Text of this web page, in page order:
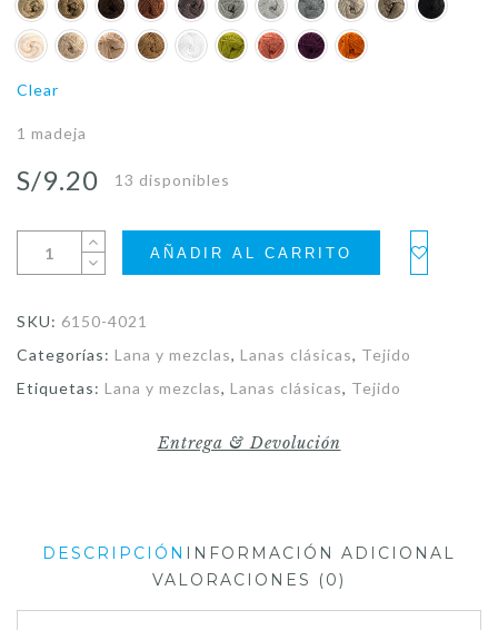
Clear
1 madeja
S/9.20 13 disponibles
AÑADIR AL CARRITO
SKU: 6150-4021
Categorías: Lana y mezclas, Lanas clásicas, Tejido
Etiquetas: Lana y mezclas, Lanas clásicas, Tejido
Entrega & Devolución
DESCRIPCIÓN INFORMACIÓN ADICIONAL
VALORACIONES (0)